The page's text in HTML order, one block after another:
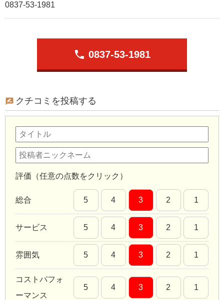
0837-53-1981
phone 0837-53-1981
クチコミを投稿する
評価（任意の点数をクリック）
総合 5 4 3 2 1
サービス 5 4 3 2 1
雰囲気 5 4 3 2 1
コストパフォ
ーマンス
5 4 3 2 1